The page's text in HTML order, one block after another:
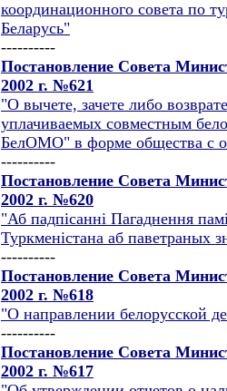
координационного совета по
Беларусь"
----------
Постановление Совета
2002 г. №621
"О вычете, зачете либо
уплачиваемых совместным
БелОМО" в форме общества с
----------
Постановление Совета
2002 г. №620
"Аб падпiсаннi Пагаднення
Туркменiстана аб паветраных
----------
Постановление Совета
2002 г. №618
"О направлении белорусской
----------
Постановление Совета
2002 г. №617